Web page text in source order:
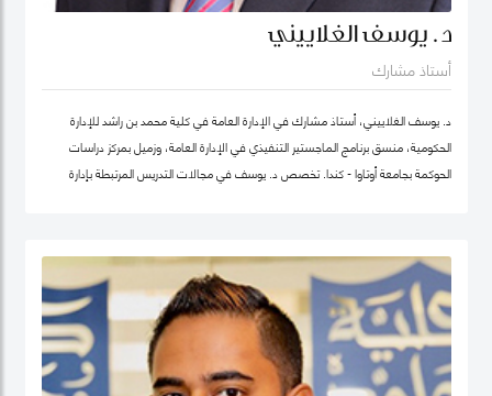
د. يوسف الغلاييني
أستاذ مشارك
د. يوسف الغلاييني، أستاذ مشارك في الإدارة العامة في كلية محمد بن راشد للإدارة
الحكومية، منسق برنامج الماجستير التنفيذي في الإدارة العامة، وزميل بمركز دراسات
الحوكمة بجامعة أوتاوا - كندا. تَخصص د. يوسف في مجالات التدريس المرتبطة بإدارة
العامة. قبل التحاقه بكلية محمد بن راشد للإدارة الحكومية، عمل الدكتور يوسف كأستاذ
مساعد وشغل منصب مدير برنامج إدارة الموارد البشرية في كلية إدارة الأعمال في الكلية
الأسترالية في دولة الكويت. قبل ذلك، عمل كمستشار للحكومة الاتحادية في كندا في عدد
من المشاريع المرتبطة بالتطوير المؤسسي و بناء القدرات التنظيمية حيث قام بتصميم
وتنفيذ العديد من برامج التدريب للحكومة الاتحادية بما في ذلك مجالات التفكير
الاستراتيجي والإدارة القائمة على النتائج تحت بند تنفيذ البرامج الحكومية والسياسات